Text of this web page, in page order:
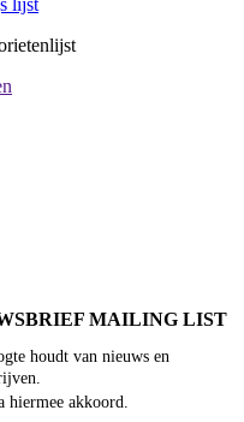
lijst
MAILING LIST
houdt van nieuws en
hiermee akkoord.